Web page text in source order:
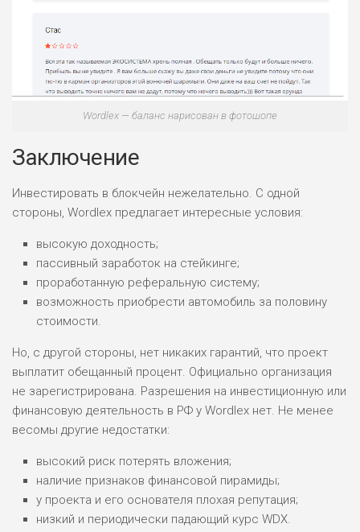
Wordlex — баланс нарисован в фотошопе
Заключение
Инвестировать в блокчейн нежелательно. С одной
стороны, Wordlex предлагает интересные условия:
высокую доходность;
пассивный заработок на стейкинге;
проработанную реферальную систему;
возможность приобрести автомобиль за половину
стоимости.
Но, с другой стороны, нет никаких гарантий, что проект
выплатит обещанный процент. Официально организация
не зарегистрирована. Разрешения на инвестиционную или
финансовую деятельность в РФ у Wordlex нет. Не менее
весомы другие недостатки:
высокий риск потерять вложения;
наличие признаков финансовой пирамиды;
у проекта и его основателя плохая репутация;
низкий и периодически падающий курс WDX.